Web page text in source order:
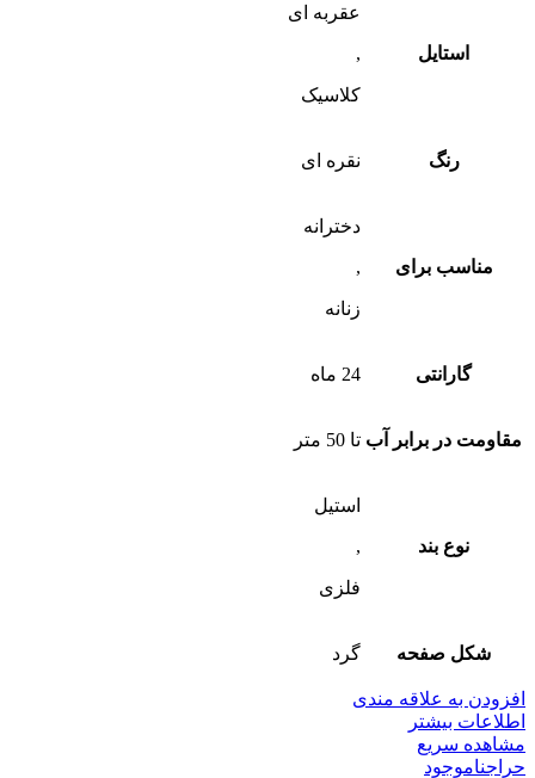
استایل
عقربه ای
,
کلاسیک
رنگ نقره ای
مناسب برای
دخترانه
,
زنانه
گارانتی 24 ماه
مقاومت در برابر آب تا 50 متر
نوع بند
استیل
,
فلزی
شکل صفحه گرد
افزودن به علاقه مندی
اطلاعات بیشتر
مشاهده سریع
حراجناموجود